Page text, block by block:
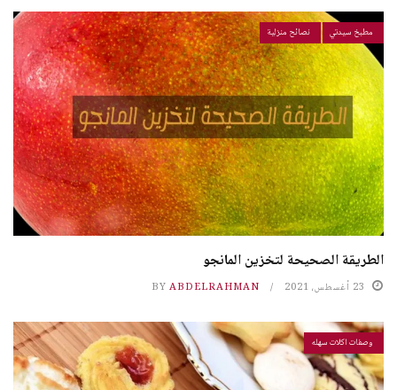
مطبخ سيدتي نصائح منزلية
الطريقة الصحيحة لتخزين المانجو
23 أغسطس، 2021 BY ABDELRAHMAN
وصفات اكلات سهله